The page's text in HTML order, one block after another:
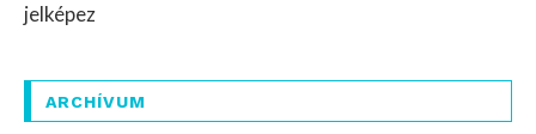
jelképez
ARCHÍVUM